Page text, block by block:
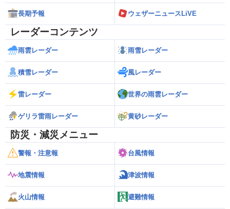
長期予報 ウェザーニュースLiVE
レーダーコンテンツ
雨雲レーダー 雨雪レーダー
積雪レーダー 風レーダー
雷レーダー 世界の雨雲レーダー
ゲリラ雷雨レーダー 黄砂レーダー
防災・減災メニュー
警報・注意報 台風情報
地震情報 津波情報
火山情報 避難情報